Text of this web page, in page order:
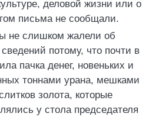
деловой жизни или о
письма не сообщали.
не слишком жалели об
потому, что почти в
пачка денег, новеньких и
тоннами урана, мешками
золота, которые
у стола председателя